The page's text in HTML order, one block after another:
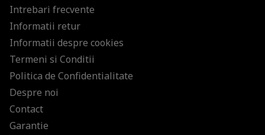
Intrebari frecvente
Informatii retur
Informatii despre cookies
Termeni si Conditii
Politica de Confidentialitate
Despre noi
Contact
Garantie